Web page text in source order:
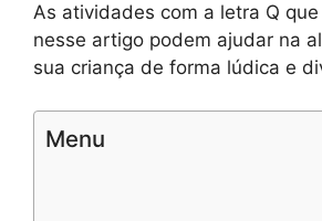
As atividades com a letra Q
nesse artigo podem ajudar na
sua criança de forma lúdica e
Menu